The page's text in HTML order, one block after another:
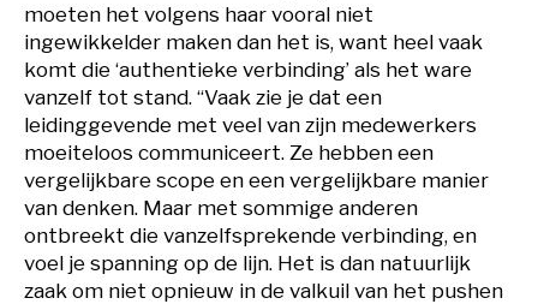
moeten het volgens haar vooral niet
ingewikkelder maken dan het is, want heel vaak
komt die ‘authentieke verbinding’ als het ware
vanzelf tot stand. “Vaak zie je dat een
leidinggevende met veel van zijn medewerkers
moeiteloos communiceert. Ze hebben een
vergelijkbare scope en een vergelijkbare manier
van denken. Maar met sommige anderen
ontbreekt die vanzelfsprekende verbinding, en
voel je spanning op de lijn. Het is dan natuurlijk
zaak om niet opnieuw in de valkuil van het pushen